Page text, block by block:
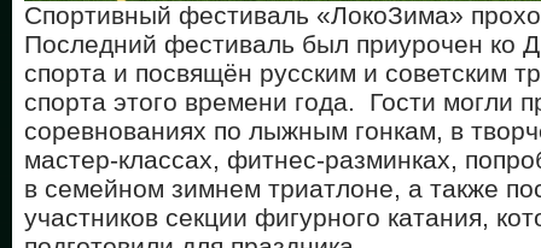
Спортивный фестиваль «ЛокоЗима»
Последний фестиваль был приурочен ко
спорта и посвящён русским и советским
спорта этого времени года. Гости могли
соревнованиях по лыжным гонкам, в
мастер-классах, фитнес-разминках,
в семейном зимнем триатлоне, а также
участников секции фигурного катания,